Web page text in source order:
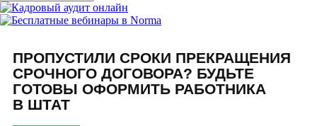
ПРОПУСТИЛИ СРОКИ ПРЕКРАЩЕНИЯ
СРОЧНОГО ДОГОВОРА? БУДЬТЕ
ГОТОВЫ ОФОРМИТЬ РАБОТНИКА
В ШТАТ